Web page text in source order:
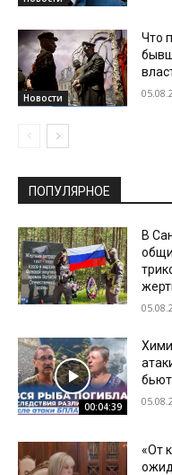
Новости
Что
ПОПУЛЯРНОЕ
В
00:04:39
«От